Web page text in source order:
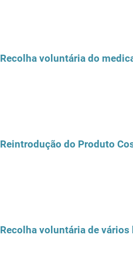
Recolha voluntária do
Reintrodução do Produto
Recolha voluntária de